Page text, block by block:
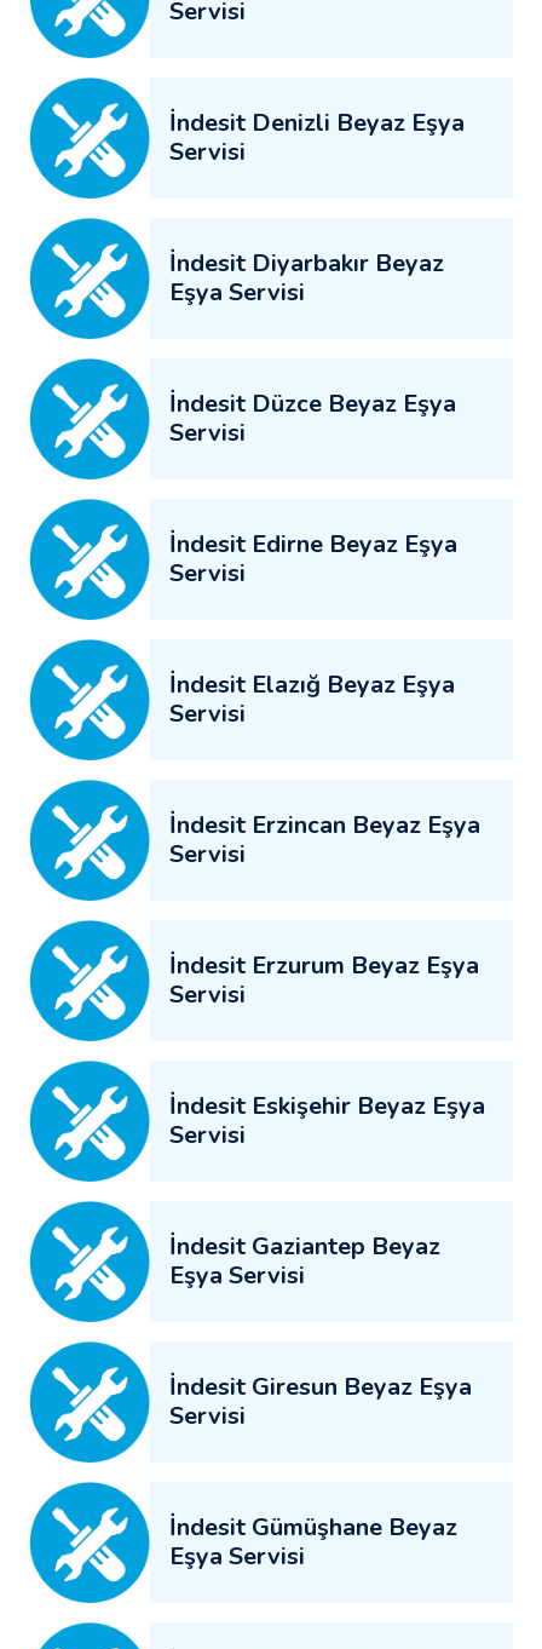
Servisi
İndesit Denizli Beyaz Eşya
Servisi
İndesit Diyarbakır Beyaz
Eşya Servisi
İndesit Düzce Beyaz Eşya
Servisi
İndesit Edirne Beyaz Eşya
Servisi
İndesit Elazığ Beyaz Eşya
Servisi
İndesit Erzincan Beyaz Eşya
Servisi
İndesit Erzurum Beyaz Eşya
Servisi
İndesit Eskişehir Beyaz Eşya
Servisi
İndesit Gaziantep Beyaz
Eşya Servisi
İndesit Giresun Beyaz Eşya
Servisi
İndesit Gümüşhane Beyaz
Eşya Servisi